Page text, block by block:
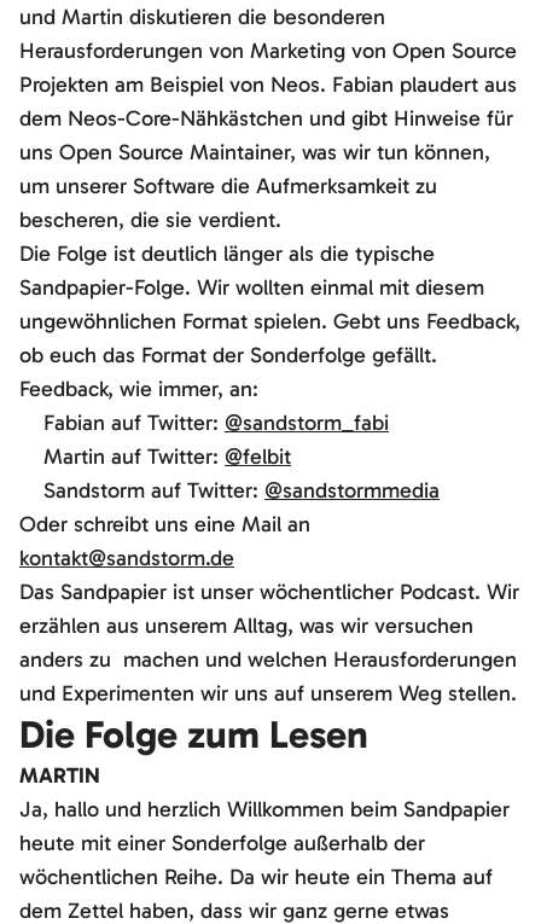
und Martin diskutieren die besonderen
Herausforderungen von Marketing von Open Source
Projekten am Beispiel von Neos. Fabian plaudert aus
dem Neos-Core-Nähkästchen und gibt Hinweise für
uns Open Source Maintainer, was wir tun können,
um unserer Software die Aufmerksamkeit zu
bescheren, die sie verdient.
Die Folge ist deutlich länger als die typische
Sandpapier-Folge. Wir wollten einmal mit diesem
ungewöhnlichen Format spielen. Gebt uns Feedback,
ob euch das Format der Sonderfolge gefällt.
Feedback, wie immer, an:
Fabian auf Twitter: @sandstorm_fabi
Martin auf Twitter: @felbit
Sandstorm auf Twitter: @sandstormmedia
Oder schreibt uns eine Mail an
kontakt@sandstorm.de
Das Sandpapier ist unser wöchentlicher Podcast. Wir
erzählen aus unserem Alltag, was wir versuchen
anders zu machen und welchen Herausforderungen
und Experimenten wir uns auf unserem Weg stellen.
Die Folge zum Lesen
MARTIN
Ja, hallo und herzlich Willkommen beim Sandpapier
heute mit einer Sonderfolge außerhalb der
wöchentlichen Reihe. Da wir heute ein Thema auf
dem Zettel haben, dass wir ganz gerne etwas